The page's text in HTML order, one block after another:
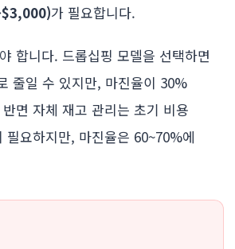
가 필요합니다.
합니다. 드롭십핑 모델을 선택하면
줄일 수 있지만, 마진율이 30%
면 자체 재고 관리는 초기 비용
필요하지만, 마진율은 60~70%에